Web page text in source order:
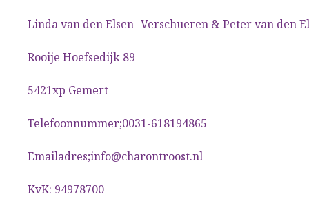
Linda van den Elsen -Verschueren & Peter van den
Rooije Hoefsedijk 89
5421xp Gemert
Telefoonnummer;0031-618194865
Emailadres;info@charontroost.nl
KvK: 94978700